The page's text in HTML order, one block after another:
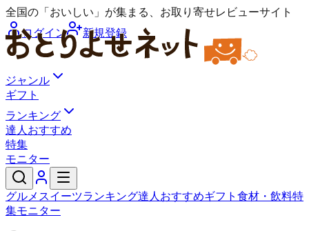
全国の「おいしい」が集まる、お取り寄せレビューサイト
ログイン
新規登録
ジャンル
ギフト
ランキング
達人おすすめ
特集
モニター
グルメ スイーツランキング達人おすすめギフト 食材・飲料特
集モニター